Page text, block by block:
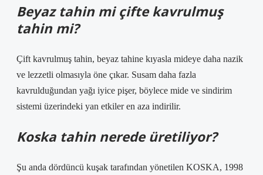
Beyaz tahin mi çifte kavrulmuş
tahin mi?
Çift kavrulmuş tahin, beyaz tahine kıyasla mideye daha nazik
ve lezzetli olmasıyla öne çıkar. Susam daha fazla
kavrulduğundan yağı iyice pişer, böylece mide ve sindirim
sistemi üzerindeki yan etkiler en aza indirilir.
Koska tahin nerede üretiliyor?
Şu anda dördüncü kuşak tarafından yönetilen KOSKA, 1998